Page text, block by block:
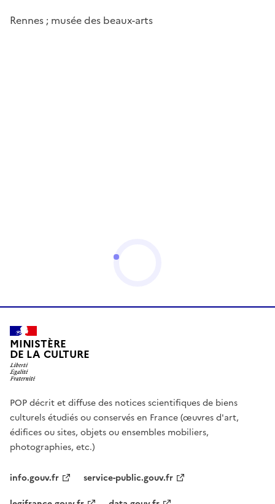
Rennes ; musée des beaux-arts
MINISTÈRE
DE LA CULTURE
POP décrit et diffuse des notices scientifiques de biens
culturels étudiés ou conservés en France (œuvres d'art,
édifices ou sites, objets ou ensembles mobiliers,
photographies, etc.)
info.gouv.fr
service-public.gouv.fr